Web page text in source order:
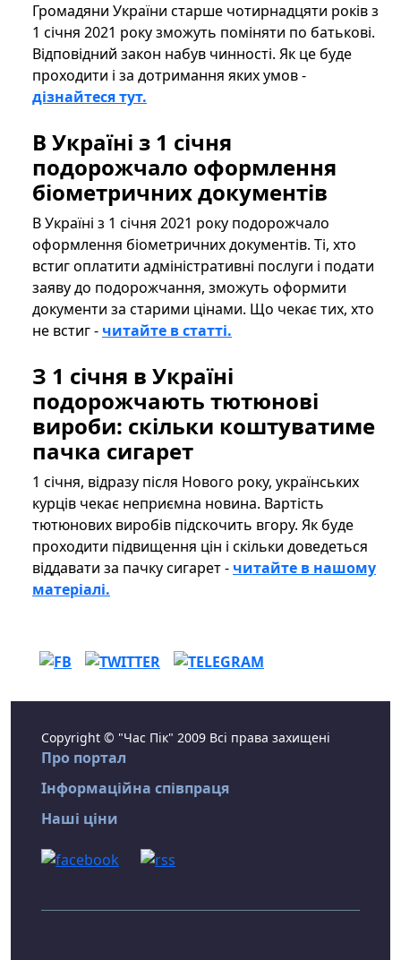
Громадяни України старше чотирнадцяти років з
1 січня 2021 року зможуть поміняти по батькові.
Відповідний закон набув чинності. Як це буде
проходити і за дотримання яких умов -
дізнайтеся тут.
В Україні з 1 січня
подорожчало оформлення
біометричних документів
В Україні з 1 січня 2021 року подорожчало
оформлення біометричних документів. Ті, хто
встиг оплатити адміністративні послуги і подати
заяву до подорожчання, зможуть оформити
документи за старими цінами. Що чекає тих, хто
не встиг - читайте в статті.
З 1 січня в Україні
подорожчають тютюнові
вироби: скільки коштуватиме
пачка сигарет
1 січня, відразу після Нового року, українських
курців чекає неприємна новина. Вартість
тютюнових виробів підскочить вгору. Як буде
проходити підвищення цін і скільки доведеться
віддавати за пачку сигарет - читайте в нашому
матеріалі.
Copyright © "Час Пік" 2009 Всі права захищені
Про портал
Інформаційна співпраця
Наші ціни